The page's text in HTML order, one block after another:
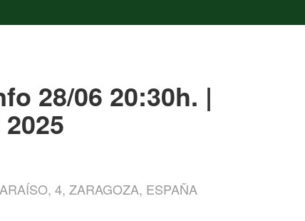
28/06 20:30h. |
4, ZARAGOZA, ESPAÑA